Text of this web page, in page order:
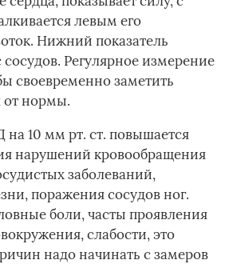
левым его
Нижний показатель
сосудов. Регулярное измерение
своевременно заметить
от нормы.
10 мм рт. ст. повышается
нарушений кровообращения
заболеваний,
поражения сосудов ног.
боли, часты проявления
слабости, это
надо начинать с замеров